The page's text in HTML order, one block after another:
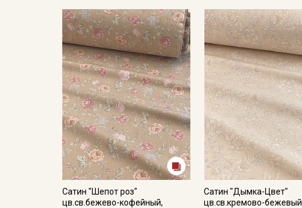
Сатин "Шепот роз"
цв.св.бежево-кофейный,
Сатин "Дымка-Цвет"
цв.св.кремово-